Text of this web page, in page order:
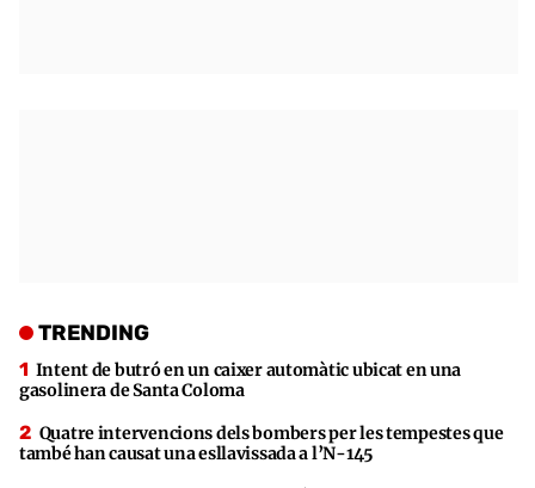
TRENDING
Intent de butró en un caixer automàtic ubicat en una
gasolinera de Santa Coloma
Quatre intervencions dels bombers per les tempestes que
també han causat una esllavissada a l’N-145